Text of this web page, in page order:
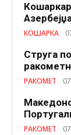
КОШАРКА
Струга
РАКОМЕТ
РАКОМЕТ